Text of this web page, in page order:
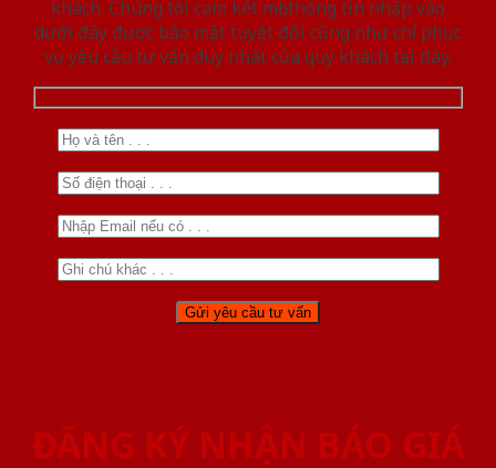
khách. Chúng tôi cam kết mọi thông tin nhập vào
dưới đây được bảo mật tuyệt đối cũng như chỉ phục
vụ yêu cầu tư vấn duy nhất của quý khách tại đây.
ĐĂNG KÝ NHẬN BÁO GIÁ